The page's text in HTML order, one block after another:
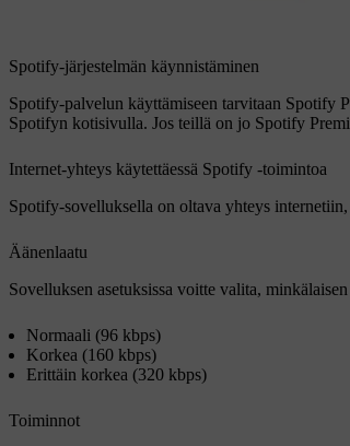
Spotify-järjestelmän käynnistäminen
Spotify-palvelun käyttämiseen tarvitaan Spotify
Spotifyn kotisivulla. Jos teillä on jo Spotify
Internet-yhteys käytettäessä Spotify -toimintoa
Spotify-sovelluksella on oltava yhteys
Äänenlaatu
Sovelluksen asetuksissa voitte valita,
Normaali (96 kbps)
Korkea (160 kbps)
Erittäin korkea (320 kbps)
Toiminnot